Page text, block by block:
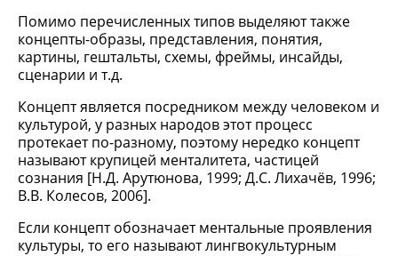
Помимо перечисленных типов выделяют также
концепты-образы, представления, понятия,
картины, гештальты, схемы, фреймы, инсайды,
сценарии и т.д.
Концепт является посредником между человеком и
культурой, у разных народов этот процесс
протекает по-разному, поэтому нередко концепт
называют крупицей менталитета, частицей
сознания [Н.Д. Арутюнова, 1999; Д.С. Лихачёв, 1996;
В.В. Колесов, 2006].
Если концепт обозначает ментальные проявления
культуры, то его называют лингвокультурным